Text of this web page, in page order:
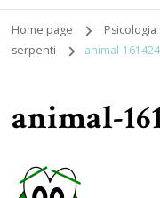
Home page Psicologia
serpenti
animal-
animal-